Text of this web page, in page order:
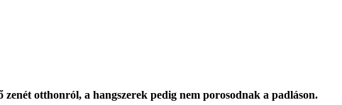
otthonról, a hangszerek pedig nem porosodnak a padláson.